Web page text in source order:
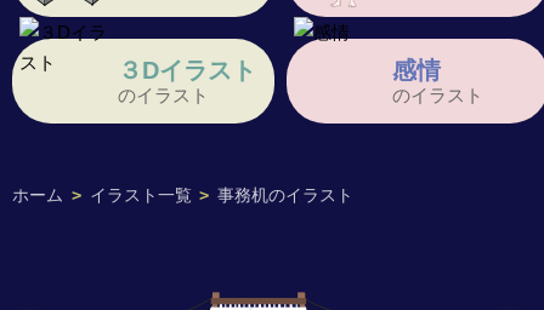
ホーム > イラスト一覧 > 事務机のイラスト
３Dイラスト
のイラスト
感情
のイラスト